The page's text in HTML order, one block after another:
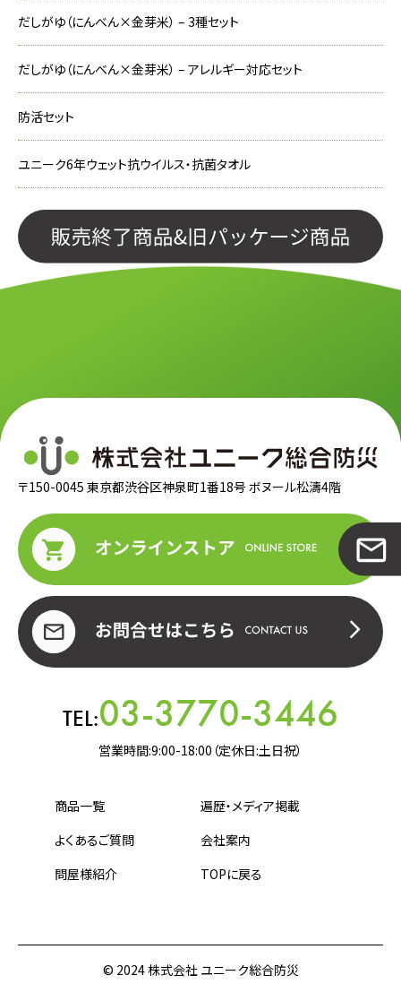
だしがゆ（にんべん×金芽米） – 3種セット
だしがゆ（にんべん×金芽米） – アレルギー対応セット
防活セット
ユニーク6年ウェット抗ウイルス・抗菌タオル
〒150-0045 東京都渋谷区神泉町1番18号 ボヌール松濤4階
TEL:03-3770-3446
営業時間:9:00-18:00（定休日:土日祝）
商品一覧
遍歴・メディア掲載
よくあるご質問
会社案内
問屋様紹介
TOPに戻る
© 2024 株式会社 ユニーク総合防災